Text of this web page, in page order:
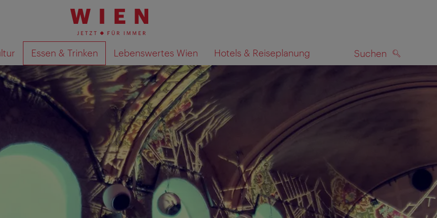
Essen & Trinken Lebenswertes Wien Hotels & Reiseplanung Suchen
Suchergebnisse auf Karte anzeigen